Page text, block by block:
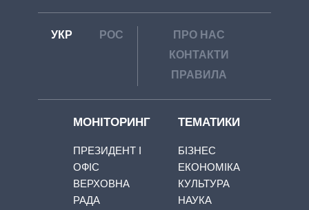
УКР РОС
ПРО НАС
КОНТАКТИ
ПРАВИЛА
МОНІТОРИНГ
ПРЕЗИДЕНТ І
ОФІС
ВЕРХОВНА
РАДА
ТЕМАТИКИ
БІЗНЕС
ЕКОНОМІКА
КУЛЬТУРА
НАУКА